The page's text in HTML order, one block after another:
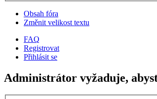
Obsah fóra
Změnit velikost textu
FAQ
Registrovat
Přihlásit se
Administrátor vyžaduje,